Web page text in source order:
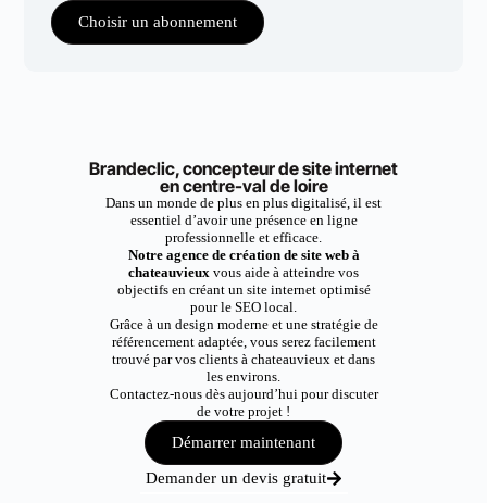
Choisir un abonnement
Brandeclic, concepteur de site internet
en centre-val de loire
Dans un monde de plus en plus digitalisé, il est
essentiel d’avoir une présence en ligne
professionnelle et efficace.
Notre agence de création de site web à
chateauvieux vous aide à atteindre vos
objectifs en créant un site internet optimisé
pour le SEO local.
Grâce à un design moderne et une stratégie de
référencement adaptée, vous serez facilement
trouvé par vos clients à chateauvieux et dans
les environs.
Contactez-nous dès aujourd’hui pour discuter
de votre projet !
Démarrer maintenant
Demander un devis gratuit